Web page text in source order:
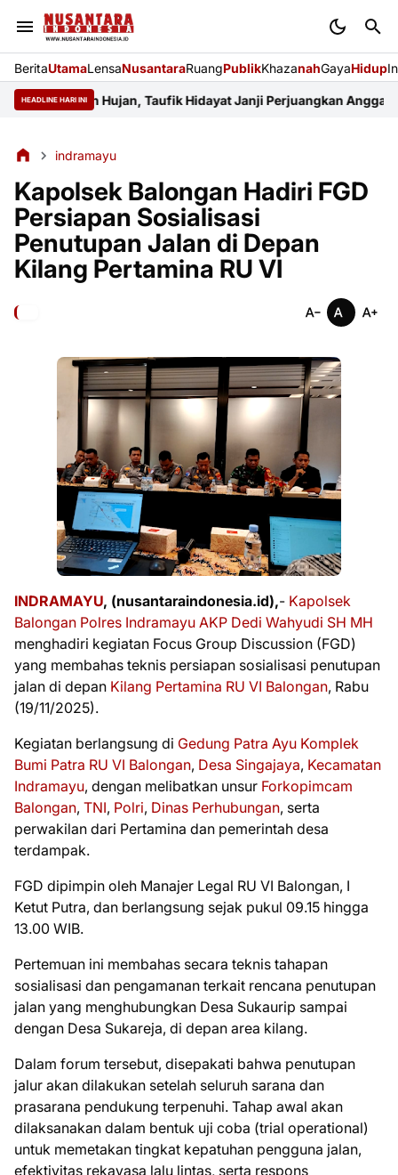
BeritaUtamaLensaNusantaraRuangPublikKhazanahGayaHidup
HEADLINE HARI INI
Tadah Hujan, Taufik Hidayat Janji Perjuangkan Anggaran
indramayu
Kapolsek Balongan Hadiri FGD
Persiapan Sosialisasi
Penutupan Jalan di Depan
Kilang Pertamina RU VI
INDRAMAYU, (nusantaraindonesia.id),- Kapolsek
Balongan Polres Indramayu AKP Dedi Wahyudi SH MH
menghadiri kegiatan Focus Group Discussion (FGD)
yang membahas teknis persiapan sosialisasi penutupan
jalan di depan Kilang Pertamina RU VI Balongan, Rabu
(19/11/2025).
Kegiatan berlangsung di Gedung Patra Ayu Komplek
Bumi Patra RU VI Balongan, Desa Singajaya, Kecamatan
Indramayu, dengan melibatkan unsur Forkopimcam
Balongan, TNI, Polri, Dinas Perhubungan, serta
perwakilan dari Pertamina dan pemerintah desa
terdampak.
FGD dipimpin oleh Manajer Legal RU VI Balongan, I
Ketut Putra, dan berlangsung sejak pukul 09.15 hingga
13.00 WIB.
Pertemuan ini membahas secara teknis tahapan
sosialisasi dan pengamanan terkait rencana penutupan
jalan yang menghubungkan Desa Sukaurip sampai
dengan Desa Sukareja, di depan area kilang.
Dalam forum tersebut, disepakati bahwa penutupan
jalur akan dilakukan setelah seluruh sarana dan
prasarana pendukung terpenuhi. Tahap awal akan
dilaksanakan dalam bentuk uji coba (trial operational)
untuk memetakan tingkat kepatuhan pengguna jalan,
efektivitas rekayasa lalu lintas, serta respons